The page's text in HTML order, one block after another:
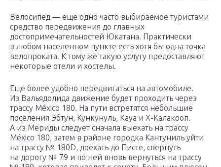
Велосипед — еще одно часто выбираемое туристами
средство передвижения до главных
достопримечательностей Юкатана. Практически
в любом населенном пункте есть хотя бы одна точка
велопроката. К тому же такую услугу предоставляют
некоторые отели и хостелы.
Еще более удобно передвигаться на автомобиле.
Из Вальядолида движение будет проходить через
трассу México 180. На пути встретятся небольшие
поселения Эбтун, Кункунуль, Кауа и X-Калакооп.
А из Мериды следует сначала выехать на трассу
México 180, затем в районе городка Кантуниль уйти
на трассу № 180D, доехать до Писте, свернуть
на дорогу № 79 и по ней вновь вернуться на трассу